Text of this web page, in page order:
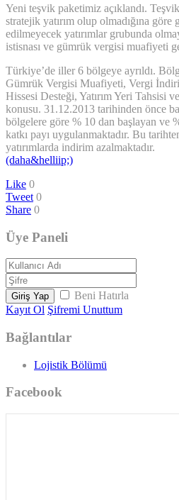
Yeni teşvik paketimiz açıklandı.
stratejik yatırım olup olmadığına göre
edilmeyecek yatırımlar grubunda
istisnası ve gümrük vergisi muafiyeti
Türkiye’de iller 6 bölgeye ayrıldı.
Gümrük Vergisi Muafiyeti, Vergi
Hissesi Desteği, Yatırım Yeri Tahsisi
konusu. 31.12.2013 tarihinden önce
bölgelere göre % 10 dan başlayan ve
katkı payı uygulanmaktadır. Bu
yatırımlarda indirim azalmaktadır.
(daha&helliip;)
Like 0
Tweet 0
Share 0
Üye Paneli
Giriş Yap
Beni Hatırla
Kayıt Ol Şifremi Unuttum
Bağlantılar
Lojistik Bölümü
Facebook